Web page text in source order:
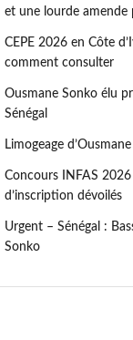
et une lourde amende
CEPE 2026 en Côte
comment consulter
Ousmane Sonko élu
Sénégal
Limogeage
Concours INFAS
d’inscription dévoilés
Urgent – Sénégal :
Sonko